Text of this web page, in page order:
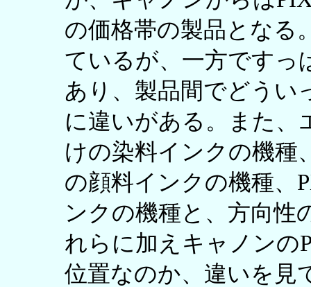
の価格帯の製品となる
ているが、一方ですっ
あり、製品間でどうい
に違いがある。また、
けの染料インクの機種
の顔料インクの機種、
ンクの機種と、方向性
れらに加えキャノンの
位置なのか、違いを見